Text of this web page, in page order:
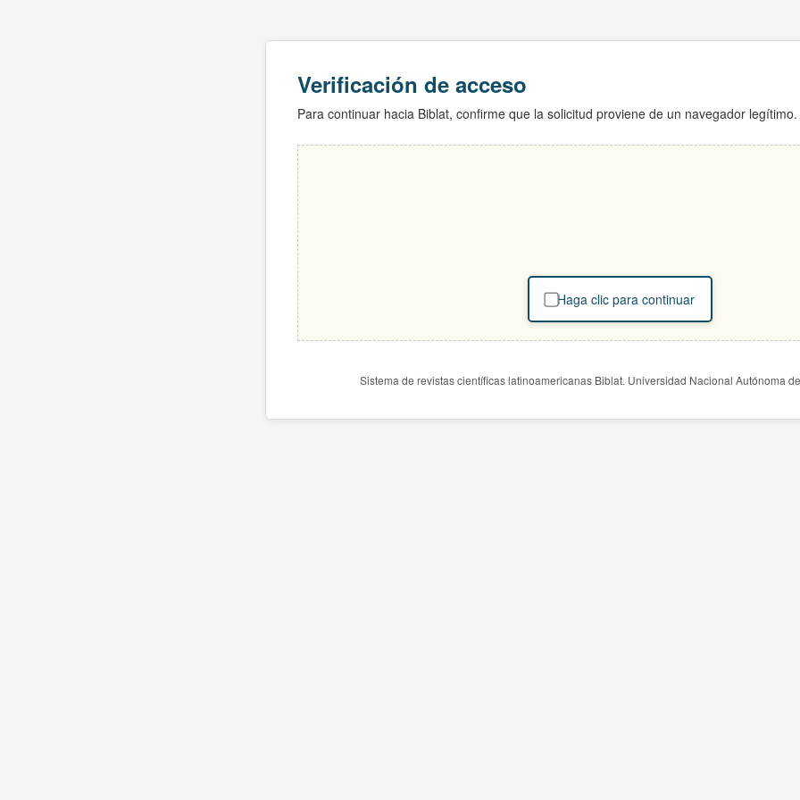
Verificación de acceso
Para continuar hacia Biblat, confirme que la solicitud proviene de un navegador legítimo.
Haga clic para continuar
Sistema de revistas científicas latinoamericanas Biblat. Universidad Nacional Autónoma